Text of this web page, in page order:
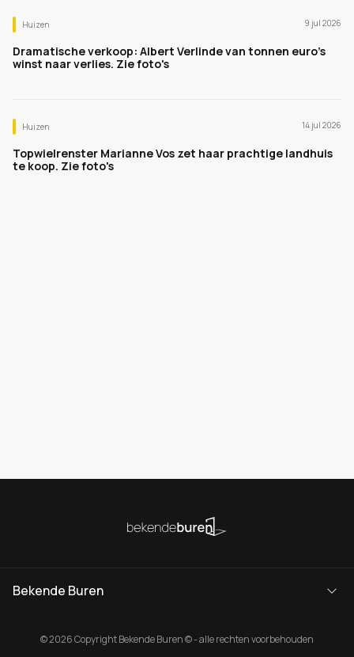
Huizen 9 jul 2026
Dramatische verkoop: Albert Verlinde van tonnen euro's
winst naar verlies. Zie foto's
Huizen 14 jul 2026
Topwielrenster Marianne Vos zet haar prachtige landhuis
te koop. Zie foto's
Bekende Buren
© 2026 Copyright Bekende Buren © - alle rechten voorbehouden